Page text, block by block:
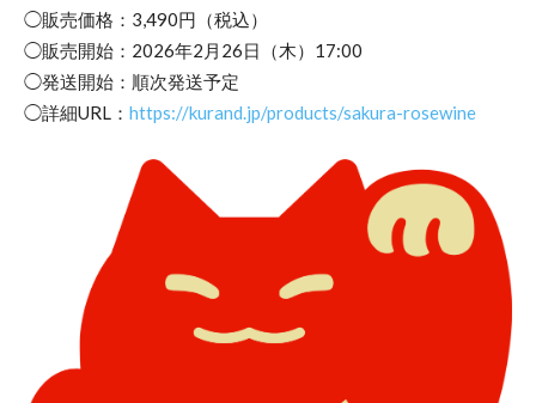
◯販売価格：3,490円（税込）
◯販売開始：2026年2月26日（木）17:00
◯発送開始：順次発送予定
◯詳細URL： https://kurand.jp/products/sakura-rosewine